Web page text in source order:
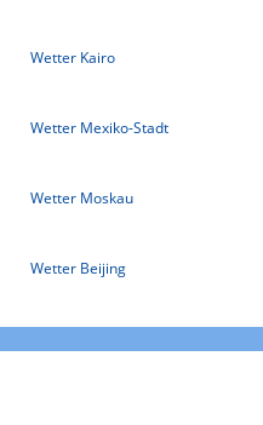
Wetter Kairo
Wetter Mexiko-Stadt
Wetter Moskau
Wetter Beijing